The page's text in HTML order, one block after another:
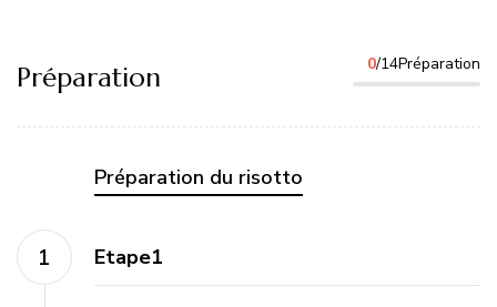
Préparation 0/14Préparation
Préparation du risotto
Etape1